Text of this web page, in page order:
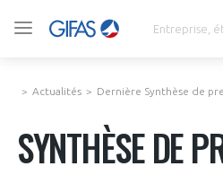
Actualités Dernière Synthèse de
SYNTHÈSE DE
VOUS ÊTES ADHÉRENTS